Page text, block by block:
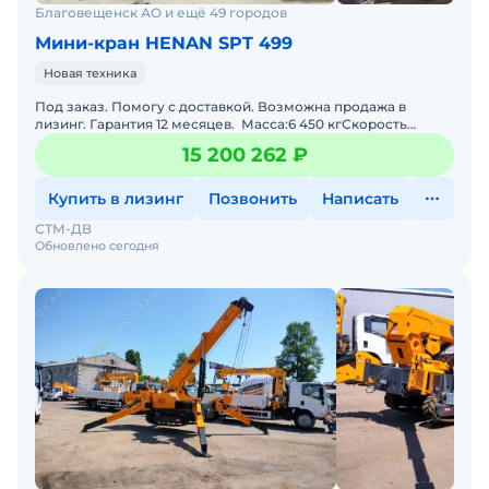
Благовещенск АО и ещё 49 городов
Мини-кран HENAN SPT 499
Новая техника
Под заказ. Помогу с доставкой. Возможна продажа в
лизинг. Гарантия 12 месяцев. Масса:6 450 кгСкорость
движения:0-2,5 км/чДлина стрелы:5050-17000 ммРасход
15 200 262 ₽
Купить в лизинг Позвонить Написать
Обновлено сегодня
СТМ-ДВ